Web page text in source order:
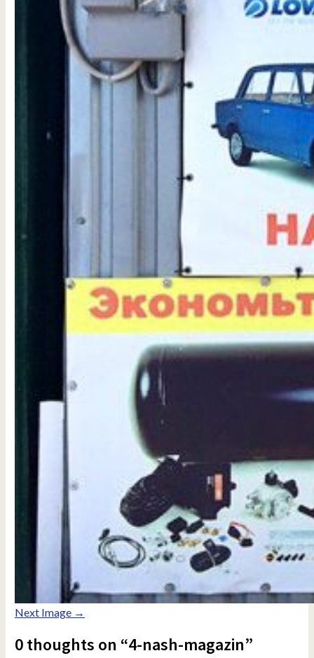
Next Image →
0 thoughts on “4-nash-magazin”